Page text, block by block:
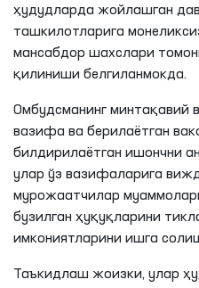
ҳудудларда жойлашган
ташкилотларига
мансабдор шахслари
қилиниши белгиланмокда.
Омбудсманинг минтақавий
вазифа ва берилаётган
билдирилаётган ишончни
улар ўз вазифаларига
мурожаатчилар
бузилган ҳуқуқларини
имкониятларини ишга
Таъкидлаш жоизки, улар